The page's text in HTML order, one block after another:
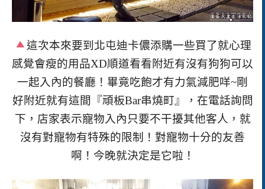
這次本來要到北屯迪卡儂添購一些買了就心理
感覺會瘦的用品XD順道看看附近有沒有狗狗可以
一起入內的餐廳！畢竟吃飽才有力氣減肥咩~剛
好附近就有這間
『頑板Bar串燒町』，在電話詢問
下，店家表示寵物入內只要不干擾其他客人，就
沒有對寵物有特殊的限制！對寵物十分的友善
啊！今晚就決定是它啦！